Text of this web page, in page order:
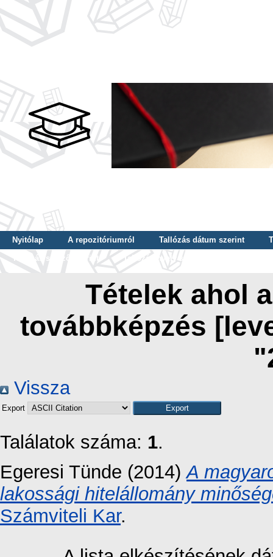
Nyitólap A repozitóriumról Tallózás dátum szerint
Tallózás szerző szerint
Tallózás nyelv szerint
Tételek ahol
továbbképzés
Vissza
Export
Találatok száma: 1.
Egeresi Tünde (2014)A
lakossági hitelállomány
Számviteli Kar.